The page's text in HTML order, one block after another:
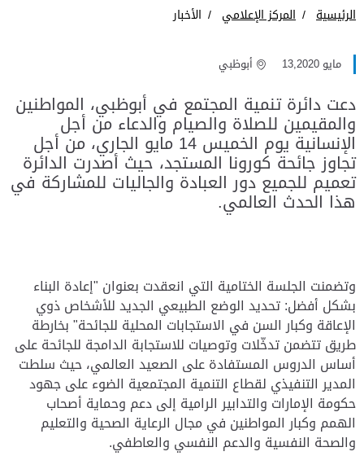
الرئيسية المركز الإعلامي الأخبار
مايو 13,2020 أبوظبي
دعت دائرة تنمية المجتمع في أبوظبي، المواطنين
والمقيمين للصلاة والصيام والدعاء من أجل
الإنسانية يوم الخميس 14 مايو الجاري، من أجل
تجاوز جائحة كورونا المستجد، حيث أصدرت الدائرة
تعميم للجميع دور العبادة والجاليات للمشاركة في
هذا الحدث العالمي.
وتضمنت الجلسة الختامية التي انعقدت بعنوان "إعادة البناء
بشكل أفضل: تحديد الوضع الطبيعي الجديد للأشخاص ذوي
الإعاقة وكبار السن في الاستجابات المحلية للجائحة" بخارطة
طريق تتضمن تدخّلات وتوصيات للاستجابة الدامجة للجائحة على
أساس الدروس المستفادة على الصعيد العالمي، حيث سلطت
المدير التنفيذي لقطاع التنمية المجتمعية الضوء على جهود
حكومة الإمارات والتدابير الرامية إلى دعم وحماية أصحاب
الهمم وكبار المواطنين في مجال الرعاية الصحية والتعليم
والصحة النفسية والدعم النفسي والعاطفي.